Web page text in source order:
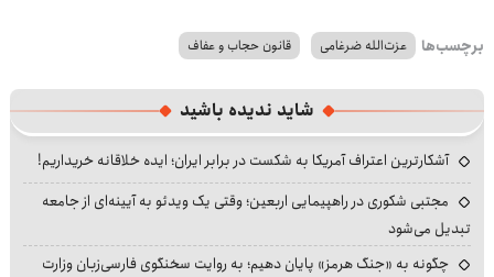
برچسب‌ها عزت‌الله ضرغامی قانون حجاب و عفاف
شاید ندیده باشید
آشکارترین اعتراف آمریکا به شکست در برابر ایران؛ ایده خلاقانه خریداریم!
مجتبی شکوری در راهپیمایی اربعین؛ وقتی یک ویدئو به آیینه‌ای از جامعه
تبدیل می‌شود
چگونه به «جنگ هرمز» پایان دهیم؛ به روایت سخنگوی فارسی‌زبان وزارت